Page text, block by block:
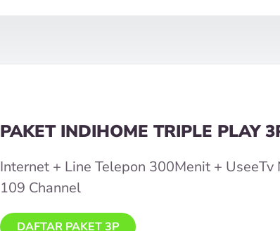
PAKET INDIHOME TRIPLE PLAY
Internet + Line Telepon 300Menit + UseeTv
109 Channel
DAFTAR PAKET 3P